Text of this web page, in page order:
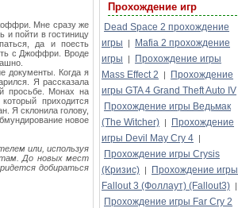
Мне сразу же
и пойти в гостиницу
да и поесть
с Джоффри. Вроде
документы. Когда я
Я рассказала
просьбе. Монах на
приходится
Я склонила голову,
новое
или, используя
До новых мест
добираться
Прохождение игр
Dead Space 2 прохождение
игры
|
Mafia 2 прохождение
игры
|
Прохождение игры
Mass Effect 2
|
Прохождение
игры GTA 4 Grand Theft Auto IV
Прохождение игры Ведьмак
(The Witcher) |
Прохождение
игры Devil May Cry 4 |
Прохождение игры Crysis
(Кризис) |
Прохождение игры
Fallout 3 (Фоллаут) (Fallout3) |
Прохождение игры Far Cry 2